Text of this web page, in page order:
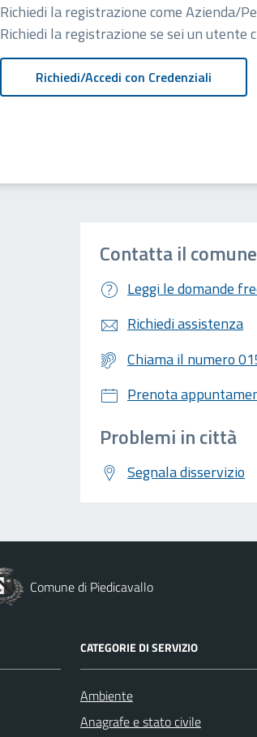
Richiedi la registrazione come Azienda/
Richiedi la registrazione se sei un utente
Contatta il comune
Leggi le domande
Richiedi assistenza
Chiama il numero
Prenota
Problemi in città
Segnala disservizio
Comune di Piedicavallo
CATEGORIE DI SERVIZIO
Ambiente
Anagrafe e stato civile